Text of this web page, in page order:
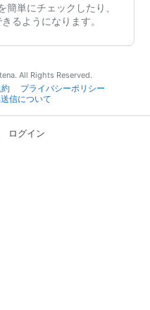
単にチェックしたり、
るようになります。
All Rights Reserved.
プライバシーポリシー
信について
ログイン